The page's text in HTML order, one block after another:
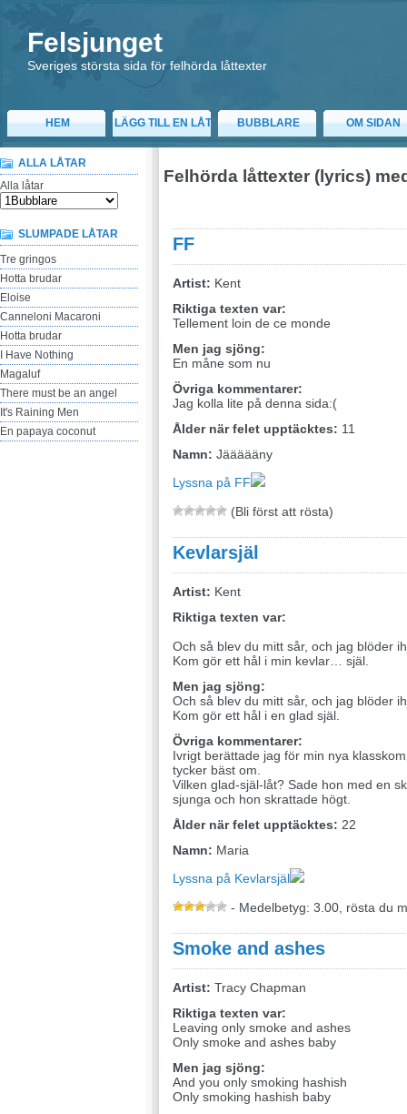
Felsjunget
Sveriges största sida för felhörda låttexter
HEM LÄGG TILL EN LÅT BUBBLARE OM SIDAN
ALLA LÅTAR
Alla låtar
SLUMPADE LÅTAR
Tre gringos
Hotta brudar
Eloise
Canneloni Macaroni
Hotta brudar
I Have Nothing
Magaluf
There must be an angel
It's Raining Men
En papaya coconut
Felhörda låttexter (lyrics)
FF
Artist: Kent
Riktiga texten var:
Tellement loin de ce monde
Men jag sjöng:
En måne som nu
Övriga kommentarer:
Jag kolla lite på denna sida:(
Ålder när felet upptäcktes: 11
Namn: Jäääääny
Lyssna på FF
(Bli först att rösta)
Kevlarsjäl
Artist: Kent
Riktiga texten var:
Och så blev du mitt sår, och jag blöder
Kom gör ett hål i min kevlar… själ.
Men jag sjöng:
Och så blev du mitt sår, och jag blöder
Kom gör ett hål i en glad själ.
Övriga kommentarer:
Ivrigt berättade jag för min nya
tycker bäst om.
Vilken glad-själ-låt? Sade hon med en
sjunga och hon skrattade högt.
Ålder när felet upptäcktes: 22
Namn: Maria
Lyssna på Kevlarsjäl
- Medelbetyg: 3.00, rösta du
Smoke and ashes
Artist: Tracy Chapman
Riktiga texten var:
Leaving only smoke and ashes
Only smoke and ashes baby
Men jag sjöng:
And you only smoking hashish
Only smoking hashish baby